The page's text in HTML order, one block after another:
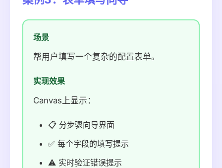
场景
帮用户填写一个复杂的配置表单。
实现效果
Canvas上显示：
📋 分步骤向导界面
✅ 每个字段的填写提示
⚠️ 实时验证错误提示